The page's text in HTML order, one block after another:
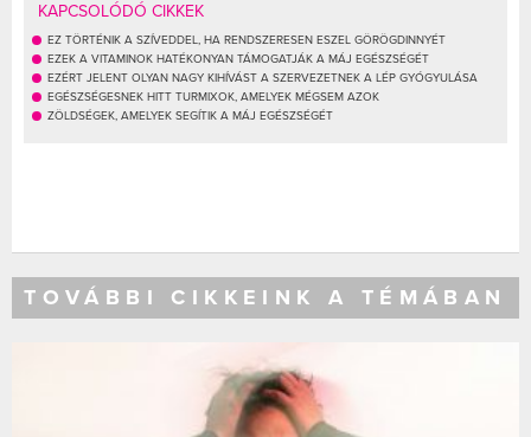
KAPCSOLÓDÓ CIKKEK
EZ TÖRTÉNIK A SZÍVEDDEL, HA RENDSZERESEN ESZEL GÖRÖGDINNYÉT
EZEK A VITAMINOK HATÉKONYAN TÁMOGATJÁK A MÁJ EGÉSZSÉGÉT
EZÉRT JELENT OLYAN NAGY KIHÍVÁST A SZERVEZETNEK A LÉP GYÓGYULÁSA
EGÉSZSÉGESNEK HITT TURMIXOK, AMELYEK MÉGSEM AZOK
ZÖLDSÉGEK, AMELYEK SEGÍTIK A MÁJ EGÉSZSÉGÉT
TOVÁBBI CIKKEINK A TÉMÁBAN